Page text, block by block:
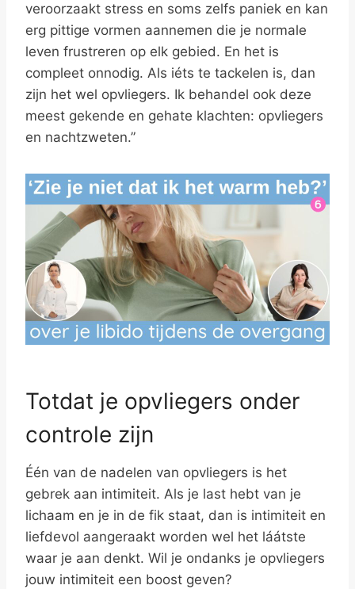
veroorzaakt stress en soms zelfs paniek en kan
erg pittige vormen aannemen die je normale
leven frustreren op elk gebied. En het is
compleet onnodig. Als iéts te tackelen is, dan
zijn het wel opvliegers. Ik behandel ook deze
meest gekende en gehate klachten: opvliegers
en nachtzweten.”
Totdat je opvliegers onder
controle zijn
Één van de nadelen van opvliegers is het
gebrek aan intimiteit. Als je last hebt van je
lichaam en je in de fik staat, dan is intimiteit en
liefdevol aangeraakt worden wel het láátste
waar je aan denkt. Wil je ondanks je opvliegers
jouw intimiteit een boost geven?